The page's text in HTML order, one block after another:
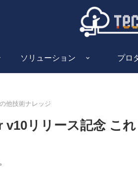
ソリューション プロ
他技術ナレッジ
v10リリース記念 こ